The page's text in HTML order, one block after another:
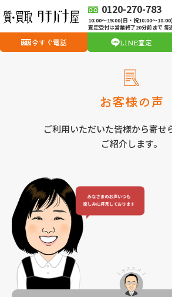
0120-270-783
10:00〜19:00(日・祝10:00〜18:00)
査定受付は営業終了20分前まで 毎
今すぐ電話 LINE査定
お客様の声
ご利用いただいた皆様から寄せ
ご紹介します。